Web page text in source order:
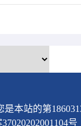
是本站的第
37020202001104号